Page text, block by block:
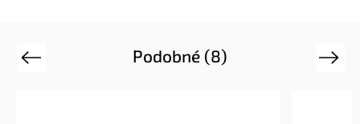
Podobné (8)
Previous Next